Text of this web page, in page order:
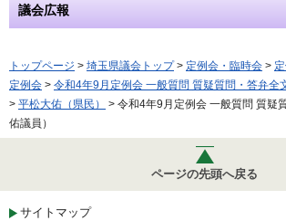
議会広報
トップページ > 埼玉県議会トップ> 定例会・臨時会 >
定例会 > 令和4年9月定例会 一般質問 質疑質問・答弁全
> 平松大佑（県民）
> 令和4年9月定例会 一般質問 質疑
佑議員）
ページの先頭へ戻る
サイトマップ